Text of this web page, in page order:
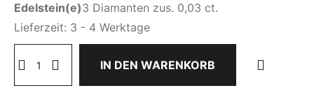
Edelstein(e)3 Diamanten zus. 0,03 ct.
Lieferzeit: 3 - 4 Werktage
IN DEN WARENKORB